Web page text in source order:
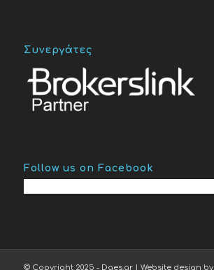
Συνεργάτες
Follow us on Facebook
© Copyright 2025 - Daes.gr | Website design by